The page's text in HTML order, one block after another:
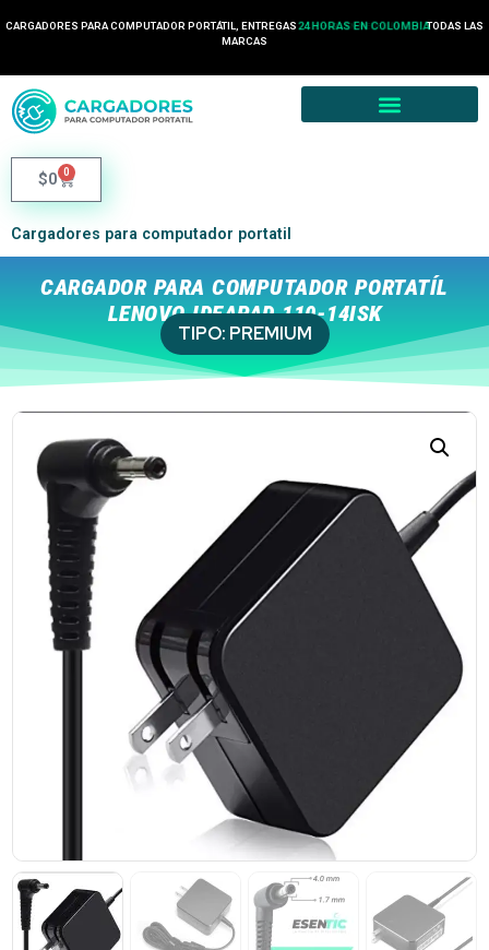
CARGADORES PARA COMPUTADOR PORTÁTIL, ENTREGAS 24 HORAS EN COLOMBIATODAS LAS
MARCAS
$0 0
Cargadores para computador portatil
CARGADOR PARA COMPUTADOR PORTATÍL
LENOVO IDEAPAD 110-14ISK
TIPO: PREMIUM